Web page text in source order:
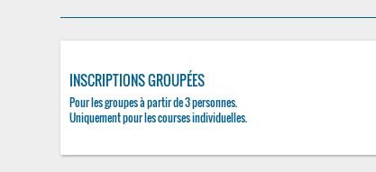
INSCRIPTIONS GROUPÉES
Pour les groupes à partir de 3 personnes.
Uniquement pour les courses individuelles.